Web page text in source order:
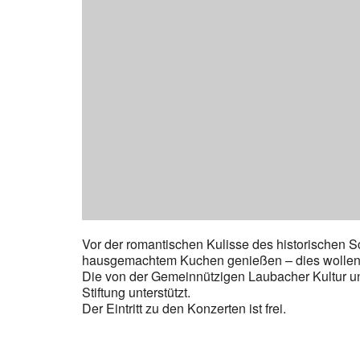
Vor der romantischen Kulisse des historischen
hausgemachtem Kuchen genießen – dies
Die von der Gemeinnützigen Laubacher Kultur
Stiftung unterstützt.
Der Eintritt zu den Konzerten ist frei.